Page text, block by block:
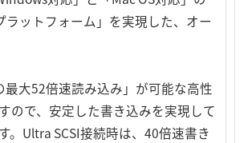
ットフォーム」を実現した、オー
最大52倍速読み込み」が可能な高性
ので、安定した書き込みを実現して
。Ultra SCSI接続時は、40倍速書き